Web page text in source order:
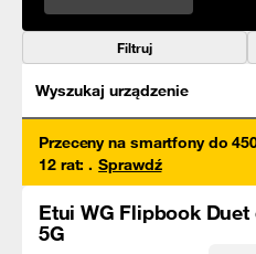
Filtruj
Wyszukaj urządzenie
Przeceny na smartfony do
12 rat: . Sprawdź
Etui WG Flipbook
5G